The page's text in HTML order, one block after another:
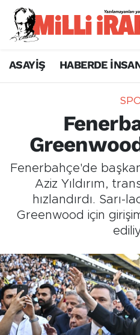
ASAYİŞ HABERDE
Fenerbahçe'de
Aziz Yıldırım,
hızlandırdı. Sarı-
Greenwood için